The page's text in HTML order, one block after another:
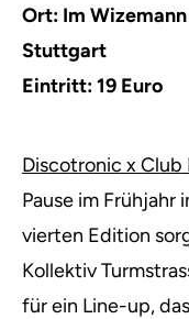
Ort: Im
Stuttgart
Eintritt: 19 Euro
Discotronic x Club
Pause im Frühjahr
vierten Edition
Kollektiv
für ein Line-up,